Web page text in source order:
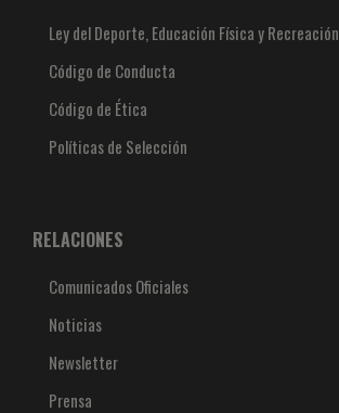
Ley del Deporte, Educación Física y Recreación
Código de Conducta
Código de Ética
Políticas de Selección
RELACIONES
Comunicados Oficiales
Noticias
Newsletter
Prensa